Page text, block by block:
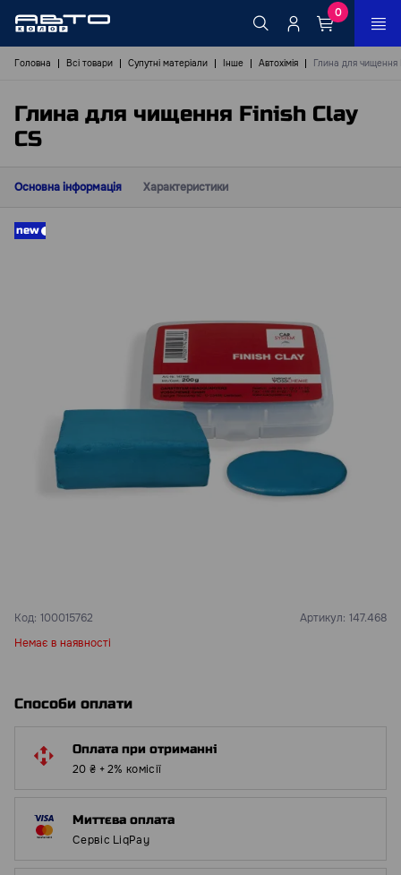
0
Головна Всі товари Супутні матеріали Інше Автохімія Глина для чищення
Глина для чищення Finish Clay
CS
Основна інформація Характеристики
new
Код: 100015762 Артикул: 147.468
Немає в наявності
Способи оплати
Оплата при отриманні
20 ₴ + 2% комісії
Миттєва оплата
Сервіс LiqPay